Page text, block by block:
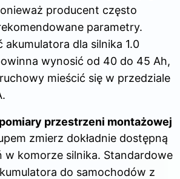
producent często
parametry.
akumulatora dla silnika 1.0
wynosić od 40 do 45 Ah,
mieścić się w przedziale
pomiary przestrzeni montażowej
zmierz dokładnie dostępną
w komorze silnika. Standardowe
do samochodów z